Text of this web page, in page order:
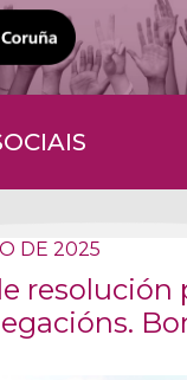
DE 2025
resolución